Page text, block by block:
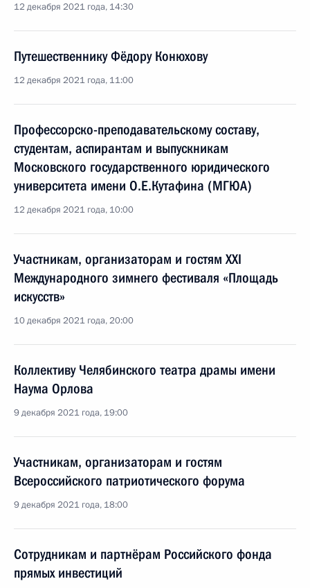
12 декабря 2021 года, 14:30
Путешественнику Фёдору Конюхову
12 декабря 2021 года, 11:00
Профессорско-преподавательскому составу,
студентам, аспирантам и выпускникам
Московского государственного юридического
университета имени О.Е.Кутафина (МГЮА)
12 декабря 2021 года, 10:00
Участникам, организаторам и гостям XXI
Международного зимнего фестиваля «Площадь
искусств»
10 декабря 2021 года, 20:00
Коллективу Челябинского театра драмы имени
Наума Орлова
9 декабря 2021 года, 19:00
Участникам, организаторам и гостям
Всероссийского патриотического форума
9 декабря 2021 года, 18:00
Сотрудникам и партнёрам Российского фонда
прямых инвестиций